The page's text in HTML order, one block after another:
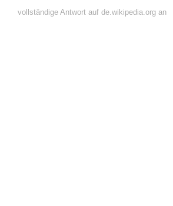
vollständige Antwort auf de.wikipedia.org an